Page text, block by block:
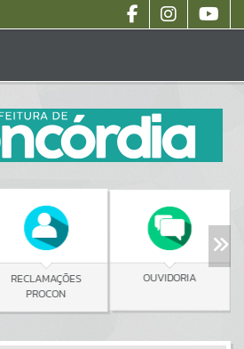
RECLAMAÇÕES
PROCON
OUVIDORIA